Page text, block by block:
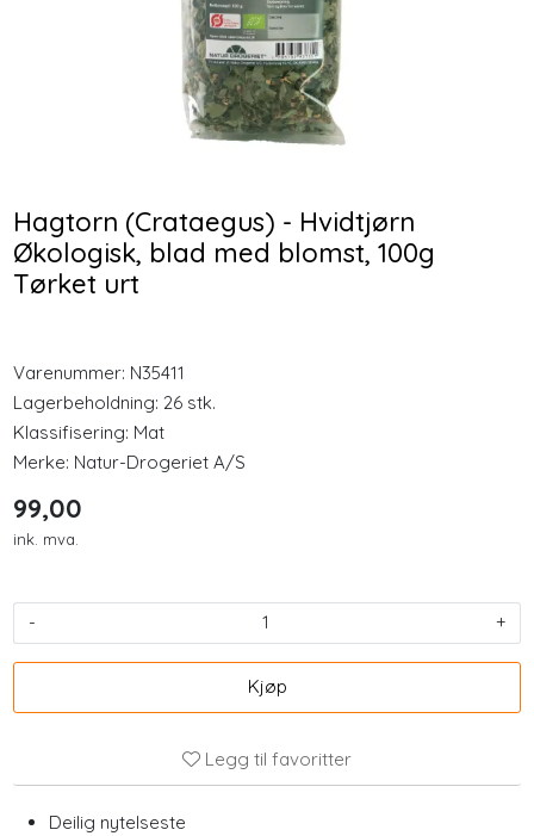
Mega B stress Ekstra
sterk 120 Vegkapsler
397,00
297,75
Kjøp
-25 %
486,75
Hagtorn (Crataegus) - Hvidtjørn
Økologisk, blad med blomst, 100g
Tørket urt
Varenummer: N35411
Lagerbeholdning: 26 stk.
Klassifisering: Mat
Merke: Natur-Drogeriet A/S
99,00
ink. mva.
- +
Kjøp
Legg til favoritter
Deilig nytelseste
Merker
Legemidler